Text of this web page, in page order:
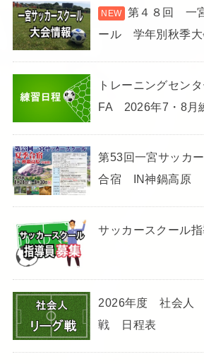
第４８回 一
ール 学年別秋季大
トレーニングセン
FA 2026年7・8月
第53回一宮サッカ
合宿 IN神鍋高原
サッカースクール指
2026年度 社会人
戦 日程表